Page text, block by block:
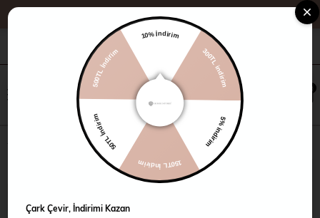
+90 216 485 60 90 Kampanyalar
0
Jean Pantolon
10% İndirim
300TL indirim
5% indirim
150TL İndirim
50TL İndirim
500TL İndirim
Çark Çevir, İndirimi Kazan